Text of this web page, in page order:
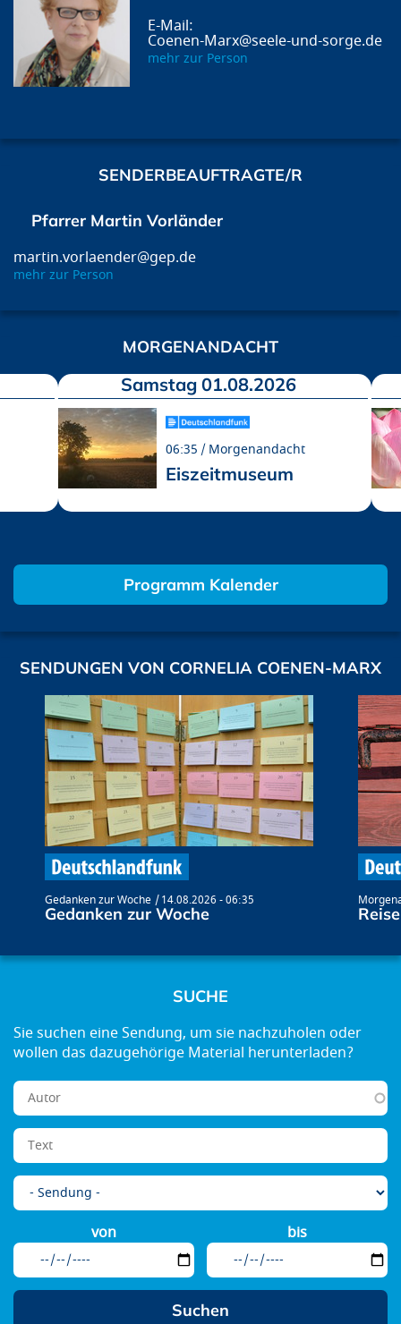
Coenen-Marx@seele-und-sorge.de
mehr zur Person
SENDERBEAUFTRAGTE/R
Pfarrer Martin Vorländer
martin.vorlaender@gep.de
mehr zur Person
MORGENANDACHT
Samstag 01.08.2026
06:35 Morgenandacht
Eiszeitmuseum
Programm Kalender
SENDUNGEN VON CORNELIA COENEN-MARX
Gedanken zur Woche 14.08.2026 - 06:35
Gedanken zur Woche
SUCHE
von bis